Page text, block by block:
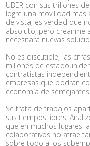
UBER con sus trillones
logre una movilidad más
de vista, es verdad que
absoluto, pero créanme
necesitará nuevas
No es discutible, las
millones de
contratistas
empresas que podrán
economía de semejantes.
Se trata de trabajos
sus tiempos libres.
que en muchos lugares
colaborativos no atrae
sobre todo a los